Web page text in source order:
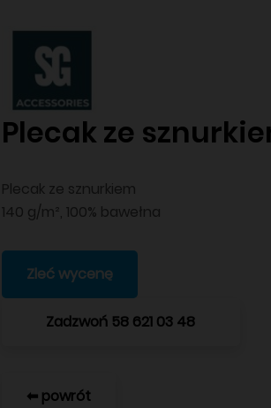
Plecak ze
Plecak ze sznurkiem
140 g/m², 100% bawełna
Zleć wycenę
Zadzwoń 58 621 03 48
⬅ powrót